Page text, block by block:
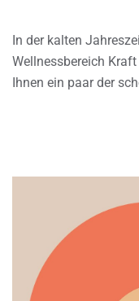
In der kalten
Wellnessbereich
Ihnen ein paar der